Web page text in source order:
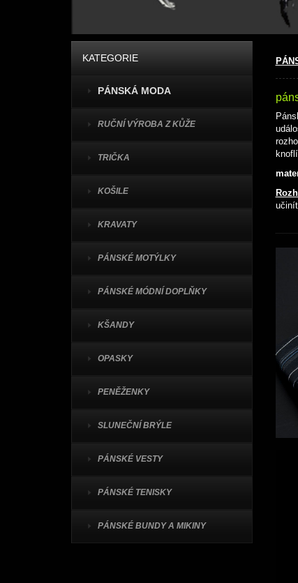
KATEGORIE
PÁNSKÁ MODA
RUČNÍ VÝROBA Z KŮŽE
TRIČKA
KOŠILE
KRAVATY
PÁNSKÉ MOTÝLKY
PÁNSKÉ MÓDNÍ DOPLŇKY
KŠANDY
OPASKY
PENĚŽENKY
SLUNEČNÍ BRÝLE
PÁNSKÉ VESTY
PÁNSKÉ TENISKY
PÁNSKÉ BUNDY A MIKINY